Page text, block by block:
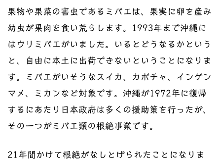
果物や果菜の害虫であるミバエは、果実に卵を産み
幼虫が果肉を食い荒らします。1993年まで沖縄に
はウリミバエがいました。いるとどうなるかという
と、自由に本土に出荷できないということになりま
す。ミバエがいそうなスイカ、カボチャ、インゲン
マメ、ミカンなど対象です。沖縄が1972年に復帰
するにあたり日本政府は多くの援助策を行ったが、
その一つがミバエ類の根絶事業です。
21年間かけて根絶がなしとげられたことになりま